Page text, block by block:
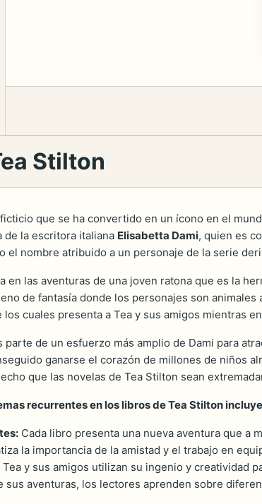
Stilton
que se ha convertido en un ícono en el
de la escritora italiana Elisabetta Dami, quien es
el nombre atribuido a un personaje de la serie
en las aventuras de una joven ratona que es la
de fantasía donde los personajes son
los cuales presenta a Tea y sus amigos mientras
parte de un esfuerzo más amplio de Dami para
ganarse el corazón de millones de niños
que las novelas de Tea Stilton sean
recurrentes en los libros de Tea Stilton
Cada libro presenta una nueva aventura que a
la importancia de la amistad y el trabajo en
Tea y sus amigos utilizan su ingenio y creatividad
sus aventuras, los lectores aprenden sobre